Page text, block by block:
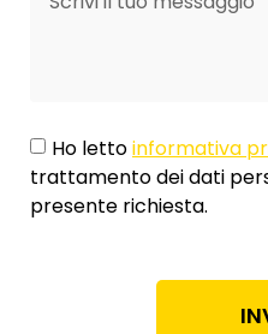
Ho lettoinformativa
trattamento dei dati
presente richiesta.